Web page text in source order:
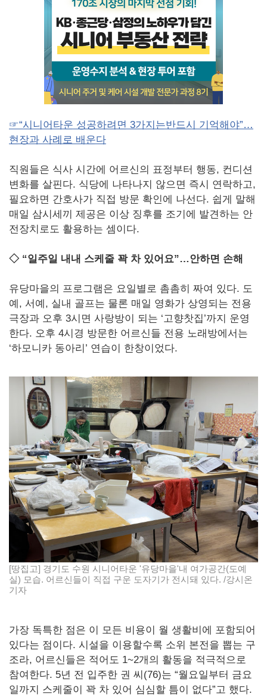
☞“시니어타운 성공하려면 3가지는반드시 기억해야”…
현장과 사례로 배운다
직원들은 식사 시간에 어르신의 표정부터 행동, 컨디션
변화를 살핀다. 식당에 나타나지 않으면 즉시 연락하고,
필요하면 간호사가 직접 방문 확인에 나선다. 쉽게 말해
매일 삼시세끼 제공은 이상 징후를 조기에 발견하는 안
전장치로도 활용하는 셈이다.
◇ “일주일 내내 스케줄 꽉 차 있어요”…안하면 손해
유당마을의 프로그램은 요일별로 촘촘히 짜여 있다. 도
예, 서예, 실내 골프는 물론 매일 영화가 상영되는 전용
극장과 오후 3시면 사랑방이 되는 ‘고향찻집’까지 운영
한다. 오후 4시경 방문한 어르신들 전용 노래방에서는
‘하모니카 동아리’ 연습이 한창이었다.
[땅집고] 경기도 수원 시니어타운 '유당마을'내 여가공간(도예
실) 모습. 어르신들이 직접 구운 도자기가 전시돼 있다. /강시온
기자
가장 독특한 점은 이 모든 비용이 월 생활비에 포함되어
있다는 점이다. 시설을 이용할수록 소위 본전을 뽑는 구
조라, 어르신들은 적어도 1~2개의 활동을 적극적으로
참여한다. 5년 전 입주한 권 씨(76)는 “월요일부터 금요
일까지 스케줄이 꽉 차 있어 심심할 틈이 없다”고 했다.